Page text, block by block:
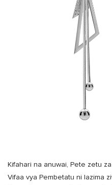
Kifahari na anuwai, Pete zetu
Vifaa vya Pembetatu ni lazima